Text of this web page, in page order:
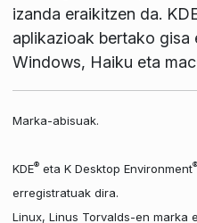
izanda eraikitzen da.
aplikazioak bertako gisa
Windows, Haiku eta
Marka-abisuak.
KDE®eta K Desktop Environment®
erregistratuak dira.
Linux, Linus Torvalds-en marka